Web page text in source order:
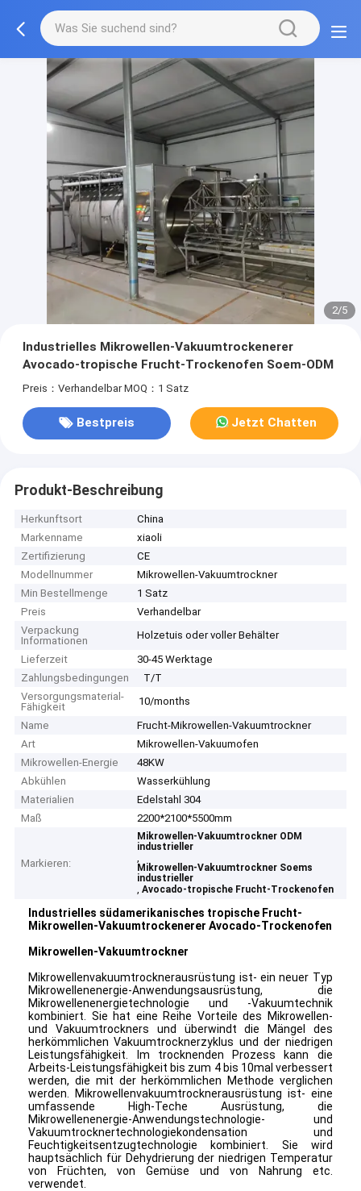
2/5
Industrielles Mikrowellen-Vakuumtrockenerer
Avocado-tropische Frucht-Trockenofen Soem-ODM
Preis：Verhandelbar MOQ：1 Satz
Bestpreis Jetzt Chatten
Produkt-Beschreibung
Herkunftsort
China
Markenname
xiaoli
Zertifizierung
CE
Modellnummer
Mikrowellen-Vakuumtrockner
Min Bestellmenge
1 Satz
Preis
Verhandelbar
Verpackung
Informationen
Holzetuis oder voller Behälter
Lieferzeit
30-45 Werktage
Zahlungsbedingungen
T/T
Versorgungsmaterial-
Fähigkeit
10/months
Name
Frucht-Mikrowellen-Vakuumtrockner
Art
Mikrowellen-Vakuumofen
Mikrowellen-Energie
48KW
Abkühlen
Wasserkühlung
Materialien
Edelstahl 304
Maß
2200*2100*5500mm
Markieren:
Mikrowellen-Vakuumtrockner ODM
industrieller
,
Mikrowellen-Vakuumtrockner Soems
industrieller
,Avocado-tropische Frucht-Trockenofen
Industrielles südamerikanisches tropische Frucht-
Mikrowellen-Vakuumtrockenerer Avocado-Trockenofen
Mikrowellen-Vakuumtrockner
Mikrowellenvakuumtrocknerausrüstung ist- ein neuer Typ
Mikrowellenenergie-Anwendungsausrüstung, die
Mikrowellenenergietechnologie und -Vakuumtechnik
kombiniert. Sie hat eine Reihe Vorteile des Mikrowellen-
und Vakuumtrockners und überwindt die Mängel des
herkömmlichen Vakuumtrocknerzyklus und der niedrigen
Leistungsfähigkeit. Im trocknenden Prozess kann die
Arbeits-Leistungsfähigkeit bis zum 4 bis 10mal verbessert
werden, die mit der herkömmlichen Methode verglichen
werden. Mikrowellenvakuumtrocknerausrüstung ist- eine
umfassende High-Teche Ausrüstung, die
Mikrowellenenergie-Anwendungstechnologie- und
Vakuumtrocknertechnologiekondensation und
Feuchtigkeitsentzugtechnologie kombiniert. Sie wird
hauptsächlich für Dehydrierung der niedrigen Temperatur
von Früchten, von Gemüse und von Nahrung etc.
verwendet.